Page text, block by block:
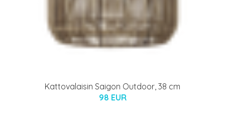
Kattovalaisin Saigon Outdoor, 38 cm
98 EUR